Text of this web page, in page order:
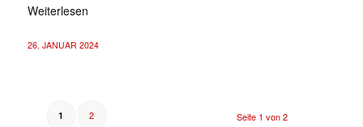
Weiterlesen
26. JANUAR 2024
Seite 1 von 2
1 2